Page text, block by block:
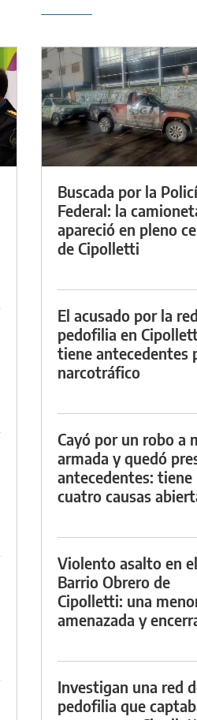
Buscada por la
Federal: la
apareció en pleno
de Cipolletti
El acusado por la
pedofilia en
tiene antecedentes
narcotráfico
Cayó por un robo a
armada y quedó
antecedentes: tiene
cuatro causas
Violento asalto en el
Barrio Obrero de
Cipolletti: una
amenazada y
Investigan una red
pedofilia que